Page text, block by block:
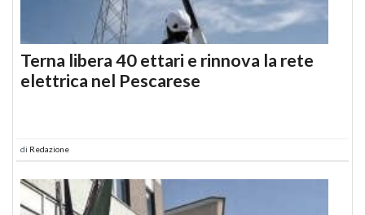
Terna libera 40 ettari e rinnova la rete
elettrica nel Pescarese
di Redazione